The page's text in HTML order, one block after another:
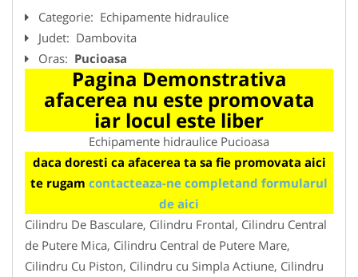
Categorie: Echipamente hidraulice
Judet: Dambovita
Oras: Pucioasa
Pagina Demonstrativa
afacerea nu este promovata
iar locul este liber
Echipamente hidraulice Pucioasa
daca doresti ca afacerea ta sa fie promovata aici
te rugam contacteaza-ne completand formularul
de aici
Cilindru De Basculare, Cilindru Frontal, Cilindru Central
de Putere Mica, Cilindru Central de Putere Mare,
Cilindru Cu Piston, Cilindru cu Simpla Actiune, Cilindru